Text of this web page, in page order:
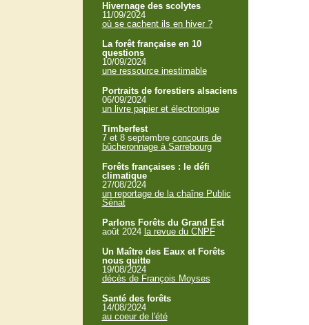
Hivernage des scolytes
11/09/2024
où se cachent ils en hiver ?
La forêt française en 10
questions
10/09/2024
une ressource inestimable
Portraits de forestiers alsaciens
06/09/2024
un livre papier et électronique
Timberfest
7 et 8 septembre concours de
bûcheronnage à Sarrebourg
Forêts françaises : le défi
climatique
27/08/2024
un reportage de la chaîne Public
Sénat
Parlons Forêts du Grand Est
août 2024 la revue du CNPF
Un Maître des Eaux et Forêts
nous quitte
19/08/2024
décès de François Moyses
Santé des forêts
14/08/2024
au coeur de l'été